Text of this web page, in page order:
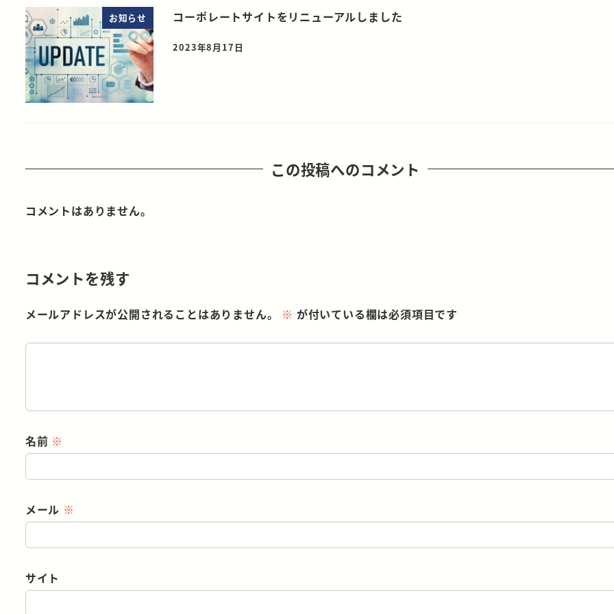
お知らせ コーポレートサイトをリニューアルしました
2023年8月17日
この投稿へのコメント
コメントはありません。
コメントを残す
メールアドレスが公開されることはありません。 ※ が付いている欄は必須項目です
名前 ※
メール ※
サイト